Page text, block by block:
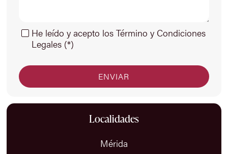
He leído y acepto los Término y Condiciones
Legales (*)
Localidades
Mérida